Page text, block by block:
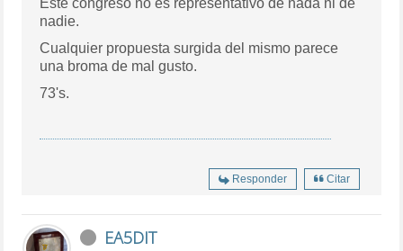
nadie.
Cualquier propuesta surgida del mismo parece
una broma de mal gusto.
73's.
Responder Citar
EA5DIT